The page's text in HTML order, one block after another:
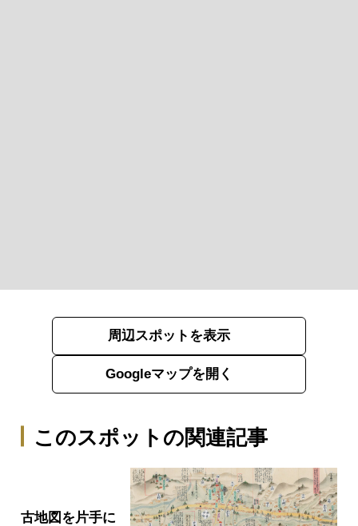
このスポットの関連記事
古地図を片手に
周辺スポットを表示
Googleマップを開く